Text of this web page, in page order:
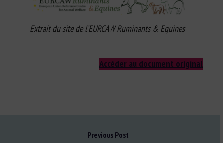
Extrait du site de l’EURCAW Ruminants & Equines
Accéder au document original
Previous Post